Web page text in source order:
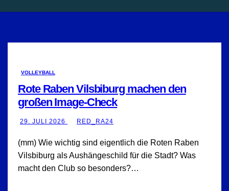
VOLLEYBALL
Rote Raben Vilsbiburg machen den
großen Image-Check
29. JULI 2026 RED_RA24
(mm) Wie wichtig sind eigentlich die Roten Raben
Vilsbiburg als Aushängeschild für die Stadt? Was
macht den Club so besonders?…